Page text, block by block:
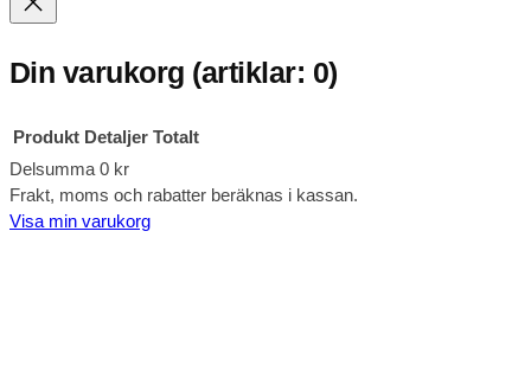
Din varukorg (artiklar: 0)
Produkter
Produkt Detaljer Totalt
Delsumma 0 kr
Frakt, moms och rabatter beräknas i kassan.
Visa min varukorg